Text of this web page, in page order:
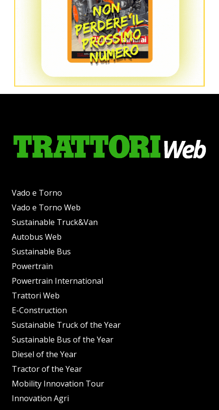
Vado e Torno
Vado e Torno Web
Sustainable Truck&Van
Autobus Web
Sustainable Bus
Powertrain
Powertrain International
Trattori Web
E-Construction
Sustainable Truck of the Year
Sustainable Bus of the Year
Diesel of the Year
Tractor of the Year
Mobility Innovation Tour
Innovation Agri